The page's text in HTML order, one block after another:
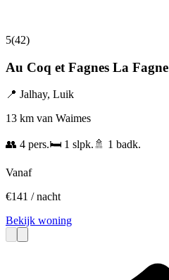
5(42)
Au Coq et Fagnes La Fagne
📍 Jalhay, Luik
13 km van Waimes
👥 4 pers.🛏️ 1 slpk. 🚿 1 badk.
Vanaf
€141 / nacht
Bekijk woning